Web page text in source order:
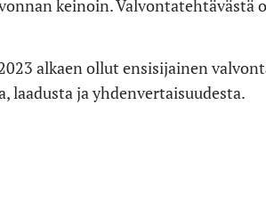
keinoin. Valvontatehtävästä
alkaen ollut ensisijainen
laadusta ja yhdenvertaisuudesta.